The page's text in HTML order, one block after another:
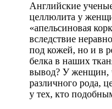
Английские
целлюлита у
«апельсиновая
вследствие
под кожей, но и в
белка в наших
вывод? У женщин,
различного рода,
у тех, кто